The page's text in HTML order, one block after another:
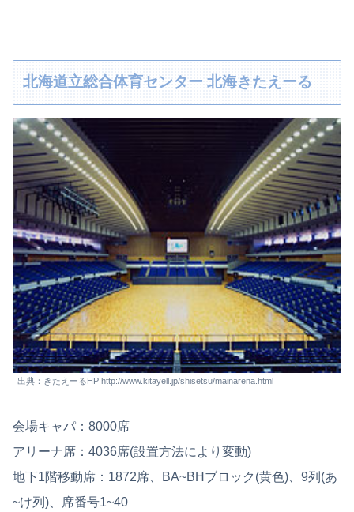
北海道立総合体育センター 北海きたえーる
出典：きたえーるHP http://www.kitayell.jp/shisetsu/mainarena.html
会場キャパ：8000席
アリーナ席：4036席(設置方法により変動)
地下1階移動席：1872席、BA~BHブロック(黄色)、9列(あ
~け列)、席番号1~40